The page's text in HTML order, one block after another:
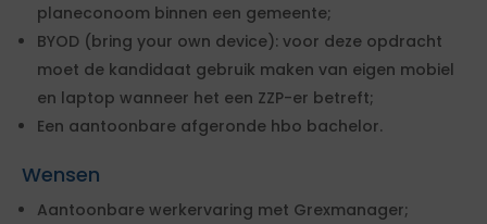
planeconoom binnen een gemeente;
BYOD (bring your own device): voor deze opdracht
moet de kandidaat gebruik maken van eigen mobiel
en laptop wanneer het een ZZP-er betreft;
Een aantoonbare afgeronde hbo bachelor.
Wensen
Aantoonbare werkervaring met Grexmanager;